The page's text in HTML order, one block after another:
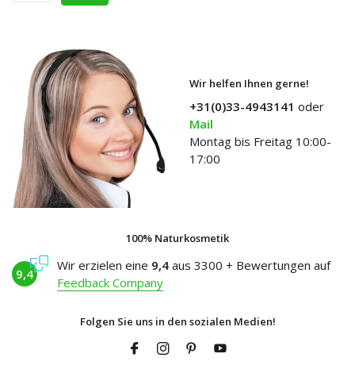
Wir helfen Ihnen gerne!
+31(0)33-4943141 oder
Mail
Montag bis Freitag 10:00-
17:00
100% Naturkosmetik
9,4
Wir erzielen eine 9,4 aus 3300 + Bewertungen auf
Feedback Company
Folgen Sie uns in den sozialen Medien!